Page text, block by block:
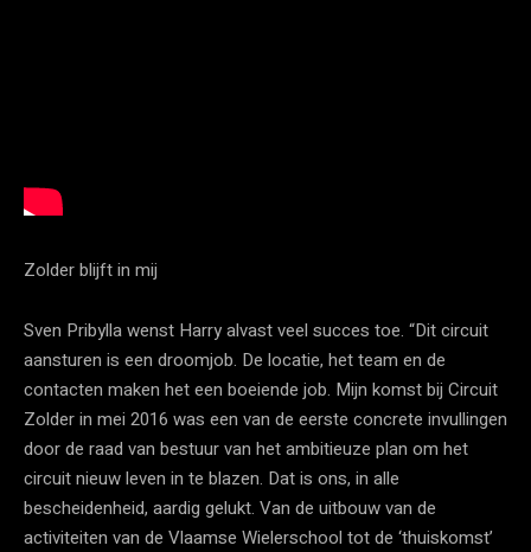
Zolder blijft in mij
Sven Pribylla wenst Harry alvast veel succes toe. “Dit circuit
aansturen is een droomjob. De locatie, het team en de
contacten maken het een boeiende job. Mijn komst bij Circuit
Zolder in mei 2016 was een van de eerste concrete invullingen
door de raad van bestuur van het ambitieuze plan om het
circuit nieuw leven in te blazen. Dat is ons, in alle
bescheidenheid, aardig gelukt. Van de uitbouw van de
activiteiten van de Vlaamse Wielerschool tot de ‘thuiskomst’